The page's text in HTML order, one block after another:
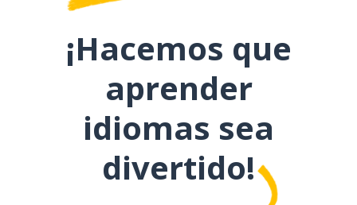
¡Hacemos que
aprender
idiomas sea
divertido!